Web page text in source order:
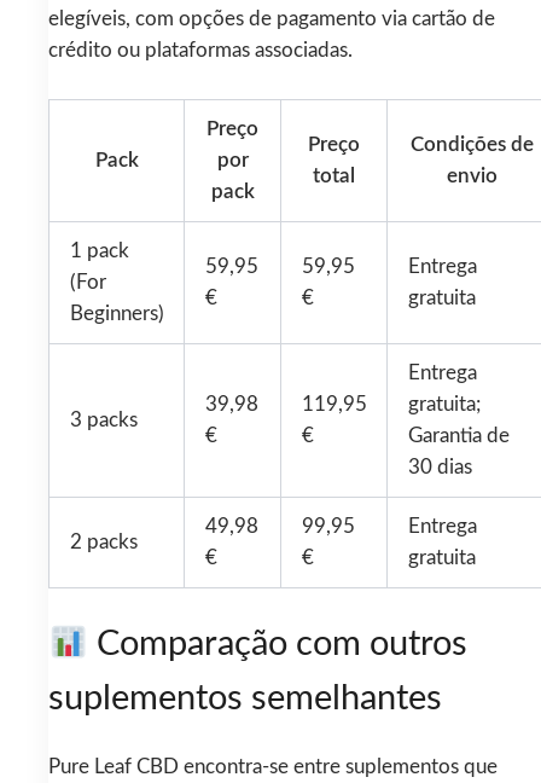
elegíveis, com opções de pagamento via cartão de
crédito ou plataformas associadas.
Pack
Preço
por
pack
Preço
total
Condições de
envio
1 pack
(For
Beginners)
59,95
€
59,95
€
Entrega
gratuita
3 packs
39,98
€
119,95
€
Entrega
gratuita;
Garantia de
30 dias
2 packs
49,98
€
99,95
€
Entrega
gratuita
Comparação com outros
suplementos semelhantes
Pure Leaf CBD encontra-se entre suplementos que